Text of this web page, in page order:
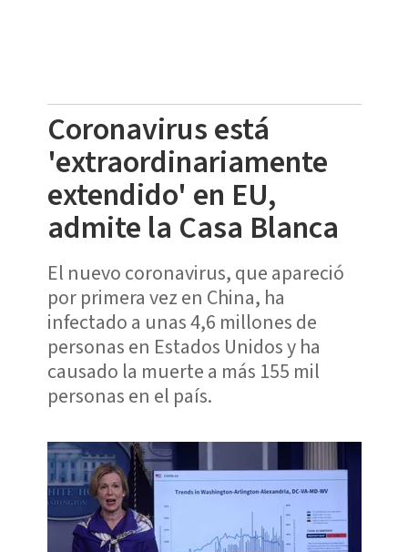
Coronavirus está
'extraordinariamente
extendido' en EU,
admite la Casa Blanca
El nuevo coronavirus, que apareció
por primera vez en China, ha
infectado a unas 4,6 millones de
personas en Estados Unidos y ha
causado la muerte a más 155 mil
personas en el país.